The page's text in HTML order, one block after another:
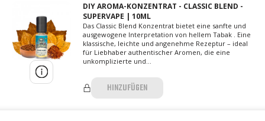
DIY AROMA-KONZENTRAT - CLASSIC BLEND -
SUPERVAPE | 10ML
Das Classic Blend Konzentrat bietet eine sanfte und
ausgewogene Interpretation von hellem Tabak . Eine
klassische, leichte und angenehme Rezeptur – ideal
für Liebhaber authentischer Aromen, die eine
unkomplizierte und...
HINZUFÜGEN